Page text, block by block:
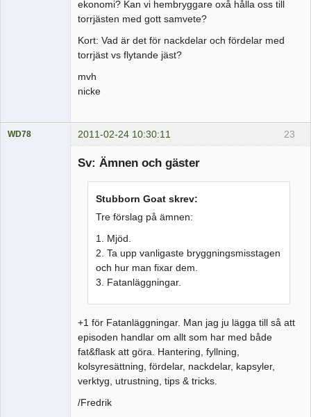
ekonomi? Kan vi hembryggare oxå hålla oss till
torrjästen med gott samvete?
Kort: Vad är det för nackdelar och fördelar med
torrjäst vs flytande jäst?
mvh
nicke
23
WD78 2011-02-24 10:30:11
Sv: Ämnen och gäster
Stubborn Goat skrev:
Tre förslag på ämnen:
1. Mjöd.
2. Ta upp vanligaste bryggningsmisstagen
och hur man fixar dem.
3. Fatanläggningar.
+1 för Fatanläggningar. Man jag ju lägga till så att
episoden handlar om allt som har med både
fat&flask att göra. Hantering, fyllning,
kolsyresättning, fördelar, nackdelar, kapsyler,
verktyg, utrustning, tips & tricks.
/Fredrik